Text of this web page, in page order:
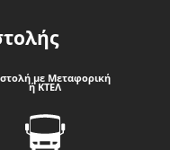
με Μεταφορική
ή ΚΤΕΛ